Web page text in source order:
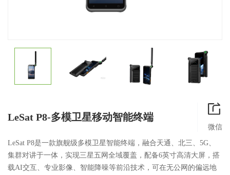
LeSat P8-多模卫星移动智能终端
微信
LeSat P8是一款旗舰级多模卫星智能终端，融合天通、北三、5G、
集群对讲于一体，实现三星五网全域覆盖，配备6英寸高清大屏，搭
载AI交互、专业影像、智能降噪等前沿技术，可在无公网的偏远地